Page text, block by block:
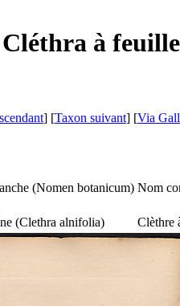
à
] [Taxon suivant] [Via
(Nomen botanicum) Nom
(Clethra alnifolia) Clèthre